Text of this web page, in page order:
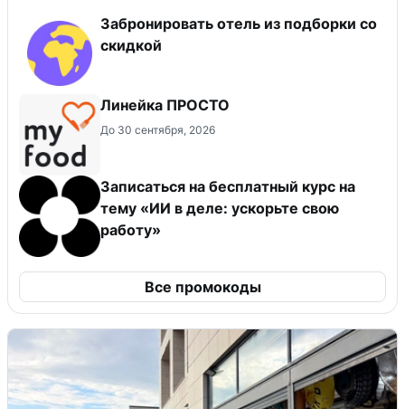
Забронировать отель из подборки со
скидкой
Линейка ПРОСТО
До 30 сентября, 2026
Записаться на бесплатный курс на
тему «ИИ в деле: ускорьте свою
работу»
Все промокоды